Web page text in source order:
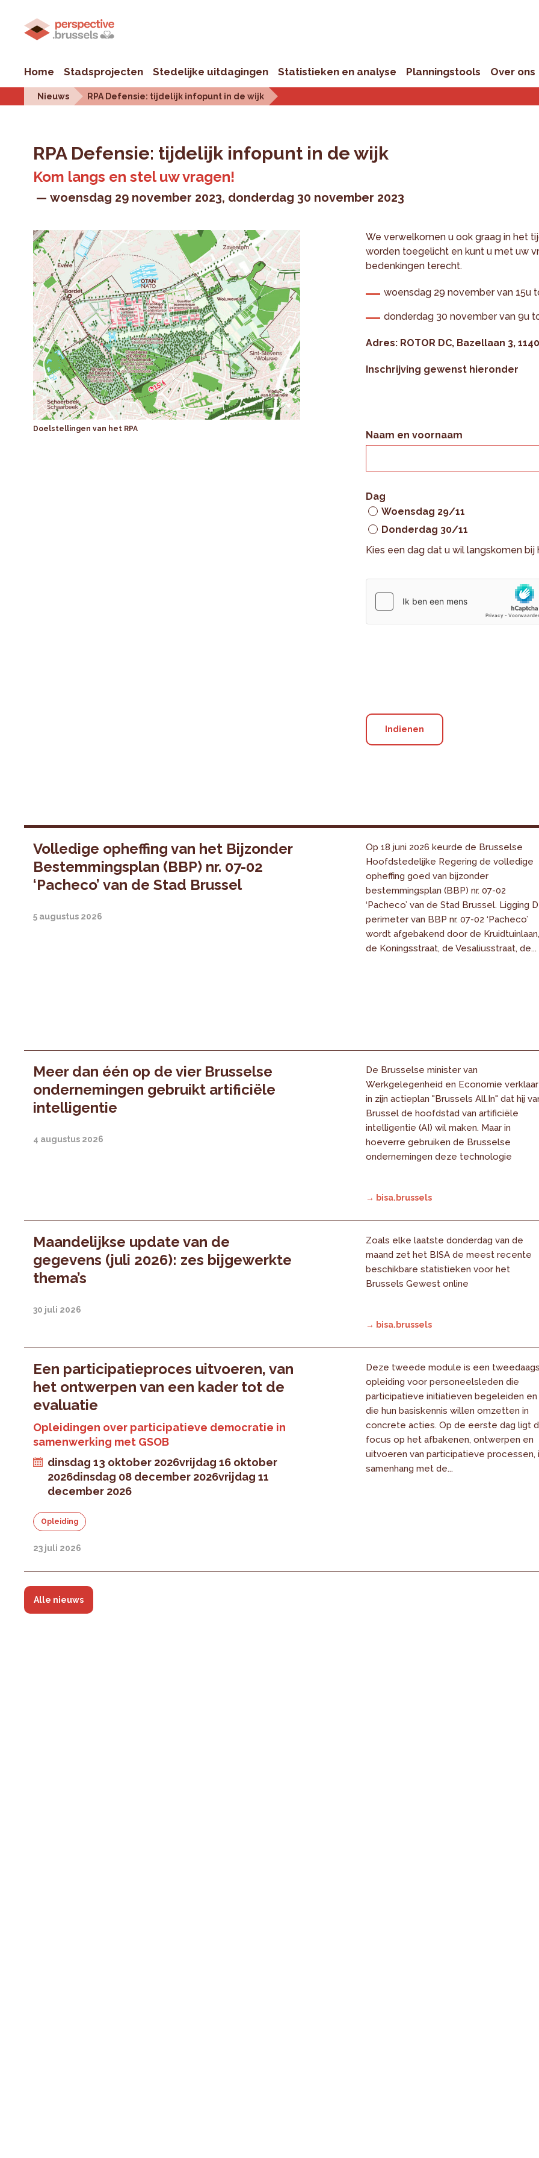
Home Stadsprojecten Stedelijke uitdagingen Statistieken en analyse Planningstools Over ons
Nieuws RPA Defensie: tijdelijk infopunt in de wijk
RPA Defensie: tijdelijk infopunt in de wijk
Kom langs en stel uw vragen!
woensdag 29 november 2023 donderdag 30 november 2023
Doelstellingen van het RPA
We verwelkomen u ook graag in het
worden toegelicht en kunt u met uw
bedenkingen terecht.
woensdag 29 november van 15u
donderdag 30 november van 9u
Adres: ROTOR DC, Bazellaan 3,
Inschrijving gewenst hieronder
Naam en voornaam
Dag
Woensdag 29/11
Donderdag 30/11
Kies een dag dat u wil langskomen
Volledige opheffing van het Bijzonder
Bestemmingsplan (BBP) nr. 07-02
‘Pacheco’ van de Stad Brussel
5 augustus 2026
Op 18 juni 2026 keurde de Brusselse
Hoofdstedelijke Regering de volledige
opheffing goed van bijzonder
bestemmingsplan (BBP) nr. 07-02
‘Pacheco’ van de Stad Brussel. Ligging
perimeter van BBP nr. 07-02 ‘Pacheco’
wordt afgebakend door de
de Koningsstraat, de Vesaliusstraat, de...
Meer dan één op de vier Brusselse
ondernemingen gebruikt artificiële
intelligentie
4 augustus 2026
De Brusselse minister van
Werkgelegenheid en Economie
in zijn actieplan "Brussels All.In" dat hij
Brussel de hoofdstad van artificiële
intelligentie (AI) wil maken. Maar in
hoeverre gebruiken de Brusselse
ondernemingen deze technologie
→ bisa.brussels
Maandelijkse update van de
gegevens (juli 2026): zes bijgewerkte
thema’s
30 juli 2026
Zoals elke laatste donderdag van de
maand zet het BISA de meest recente
beschikbare statistieken voor het
Brussels Gewest online
→ bisa.brussels
Een participatieproces uitvoeren, van
het ontwerpen van een kader tot de
evaluatie
Opleidingen over participatieve democratie in
samenwerking met GSOB
dinsdag 13 oktober 2026vrijdag 16 oktober
2026dinsdag 08 december 2026vrijdag 11
december 2026
Opleiding
23 juli 2026
Deze tweede module is een
opleiding voor personeelsleden die
participatieve initiatieven begeleiden en
die hun basiskennis willen omzetten in
concrete acties. Op de eerste dag ligt
focus op het afbakenen, ontwerpen en
uitvoeren van participatieve processen,
samenhang met de...
Alle nieuws